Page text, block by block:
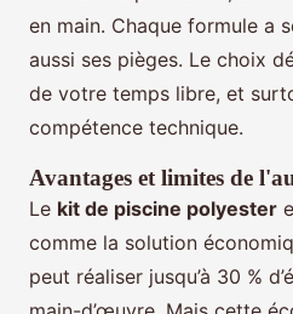
en main. Chaque formule a
aussi ses pièges. Le choix
de votre temps libre, et
compétence technique.
Avantages et limites de
Le kit de piscine polyester
comme la solution
peut réaliser jusqu’à 30 %